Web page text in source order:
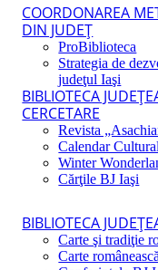
COORDONAREA
DIN JUDEŢ
ProBiblioteca
Strategia de
judeţul Iaşi
BIBLIOTECA
CERCETARE
Revista
Calendar Cultural
Winter
Cărţile BJ Iaşi
BIBLIOTECA
Carte şi tradiţie
Carte